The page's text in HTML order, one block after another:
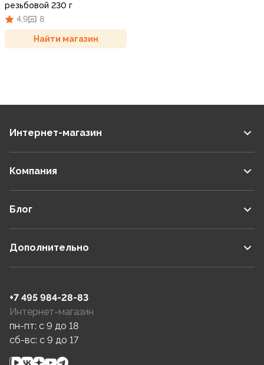
резьбовой 230 г
4,9
8
Найти магазин
Интернет-магазин
Компания
Блог
Дополнительно
+7 495 984-28-83
Интернет-магазин
пн-пт: c 9 до 18
сб-вс: c 9 до 17